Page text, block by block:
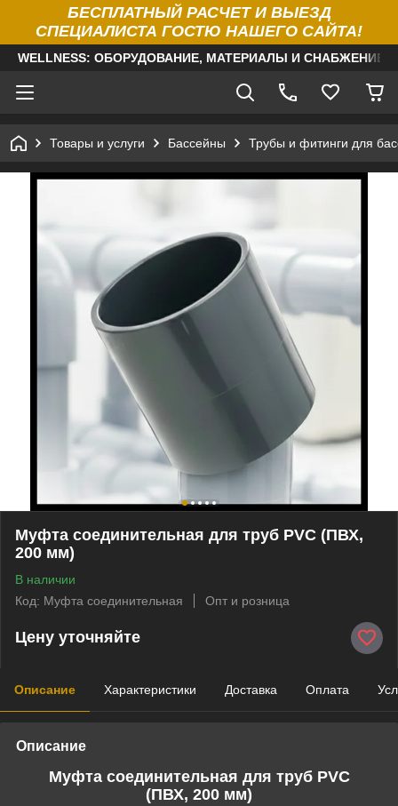
БЕСПЛАТНЫЙ РАСЧЕТ И ВЫЕЗД
СПЕЦИАЛИСТА ГОСТЮ НАШЕГО САЙТА!
WELLNESS: ОБОРУДОВАНИЕ, МАТЕРИАЛЫ И
Товары и услуги Бассейны Трубы и фитинги для
Муфта соединительная для труб PVC (ПВХ,
200 мм)
В наличии
Код: Муфта соединительная
Опт и розница
Цену уточняйте
Описание Характеристики Доставка Оплата
Описание
Муфта соединительная для труб PVC
(ПВХ, 200 мм)